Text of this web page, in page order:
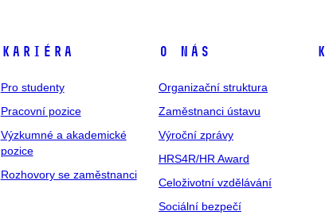
Kariéra
Pro studenty
Pracovní pozice
Výzkumné a akademické
pozice
Rozhovory se zaměstnanci
O nás
Organizační struktura
Zaměstnanci ústavu
Výroční zprávy
HRS4R/HR Award
Celoživotní vzdělávání
Sociální bezpečí